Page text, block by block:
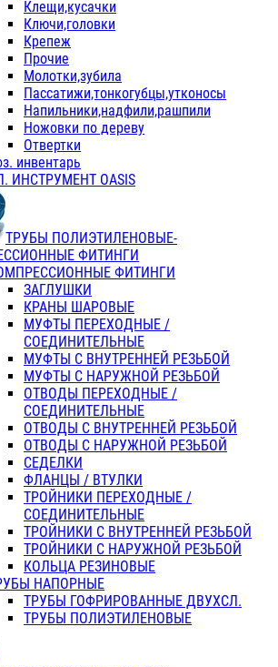
Клещи,кусачки
Ключи,головки
Крепеж
Прочие
Молотки,зубила
Пассатижи,тонкогубцы,утконосы
Напильники,надфили,рашпили
Ножовки по дереву
Отвертки
инвентарь
ИНСТРУМЕНТ OASIS
ТРУБЫ ПОЛИЭТИЛЕНОВЫЕ-
ФИТИНГИ
ФИТИНГИ
ЗАГЛУШКИ
КРАНЫ ШАРОВЫЕ
МУФТЫ ПЕРЕХОДНЫЕ /
СОЕДИНИТЕЛЬНЫЕ
МУФТЫ С ВНУТРЕННЕЙ РЕЗЬБОЙ
МУФТЫ С НАРУЖНОЙ РЕЗЬБОЙ
ОТВОДЫ ПЕРЕХОДНЫЕ /
СОЕДИНИТЕЛЬНЫЕ
ОТВОДЫ С ВНУТРЕННЕЙ РЕЗЬБОЙ
ОТВОДЫ С НАРУЖНОЙ РЕЗЬБОЙ
СЕДЕЛКИ
ФЛАНЦЫ / ВТУЛКИ
ТРОЙНИКИ ПЕРЕХОДНЫЕ /
СОЕДИНИТЕЛЬНЫЕ
ТРОЙНИКИ С ВНУТРЕННЕЙ РЕЗЬБОЙ
ТРОЙНИКИ С НАРУЖНОЙ РЕЗЬБОЙ
КОЛЬЦА РЕЗИНОВЫЕ
НАПОРНЫЕ
ТРУБЫ ГОФРИРОВАННЫЕ ДВУХСЛ.
ТРУБЫ ПОЛИЭТИЛЕНОВЫЕ